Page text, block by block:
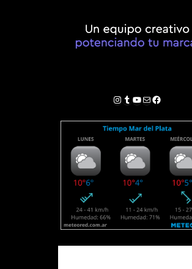
Instagram
Tumblr
YouTube
Correo electrónico
Facebook